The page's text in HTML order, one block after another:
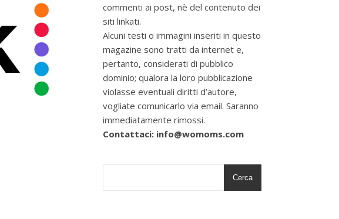
commenti ai post, nè del contenuto dei
siti linkati.
Alcuni testi o immagini inseriti in questo
magazine sono tratti da internet e,
pertanto, considerati di pubblico
dominio; qualora la loro pubblicazione
violasse eventuali diritti d’autore,
vogliate comunicarlo via email. Saranno
immediatamente rimossi.
Contattaci: info@womoms.com
Cerca